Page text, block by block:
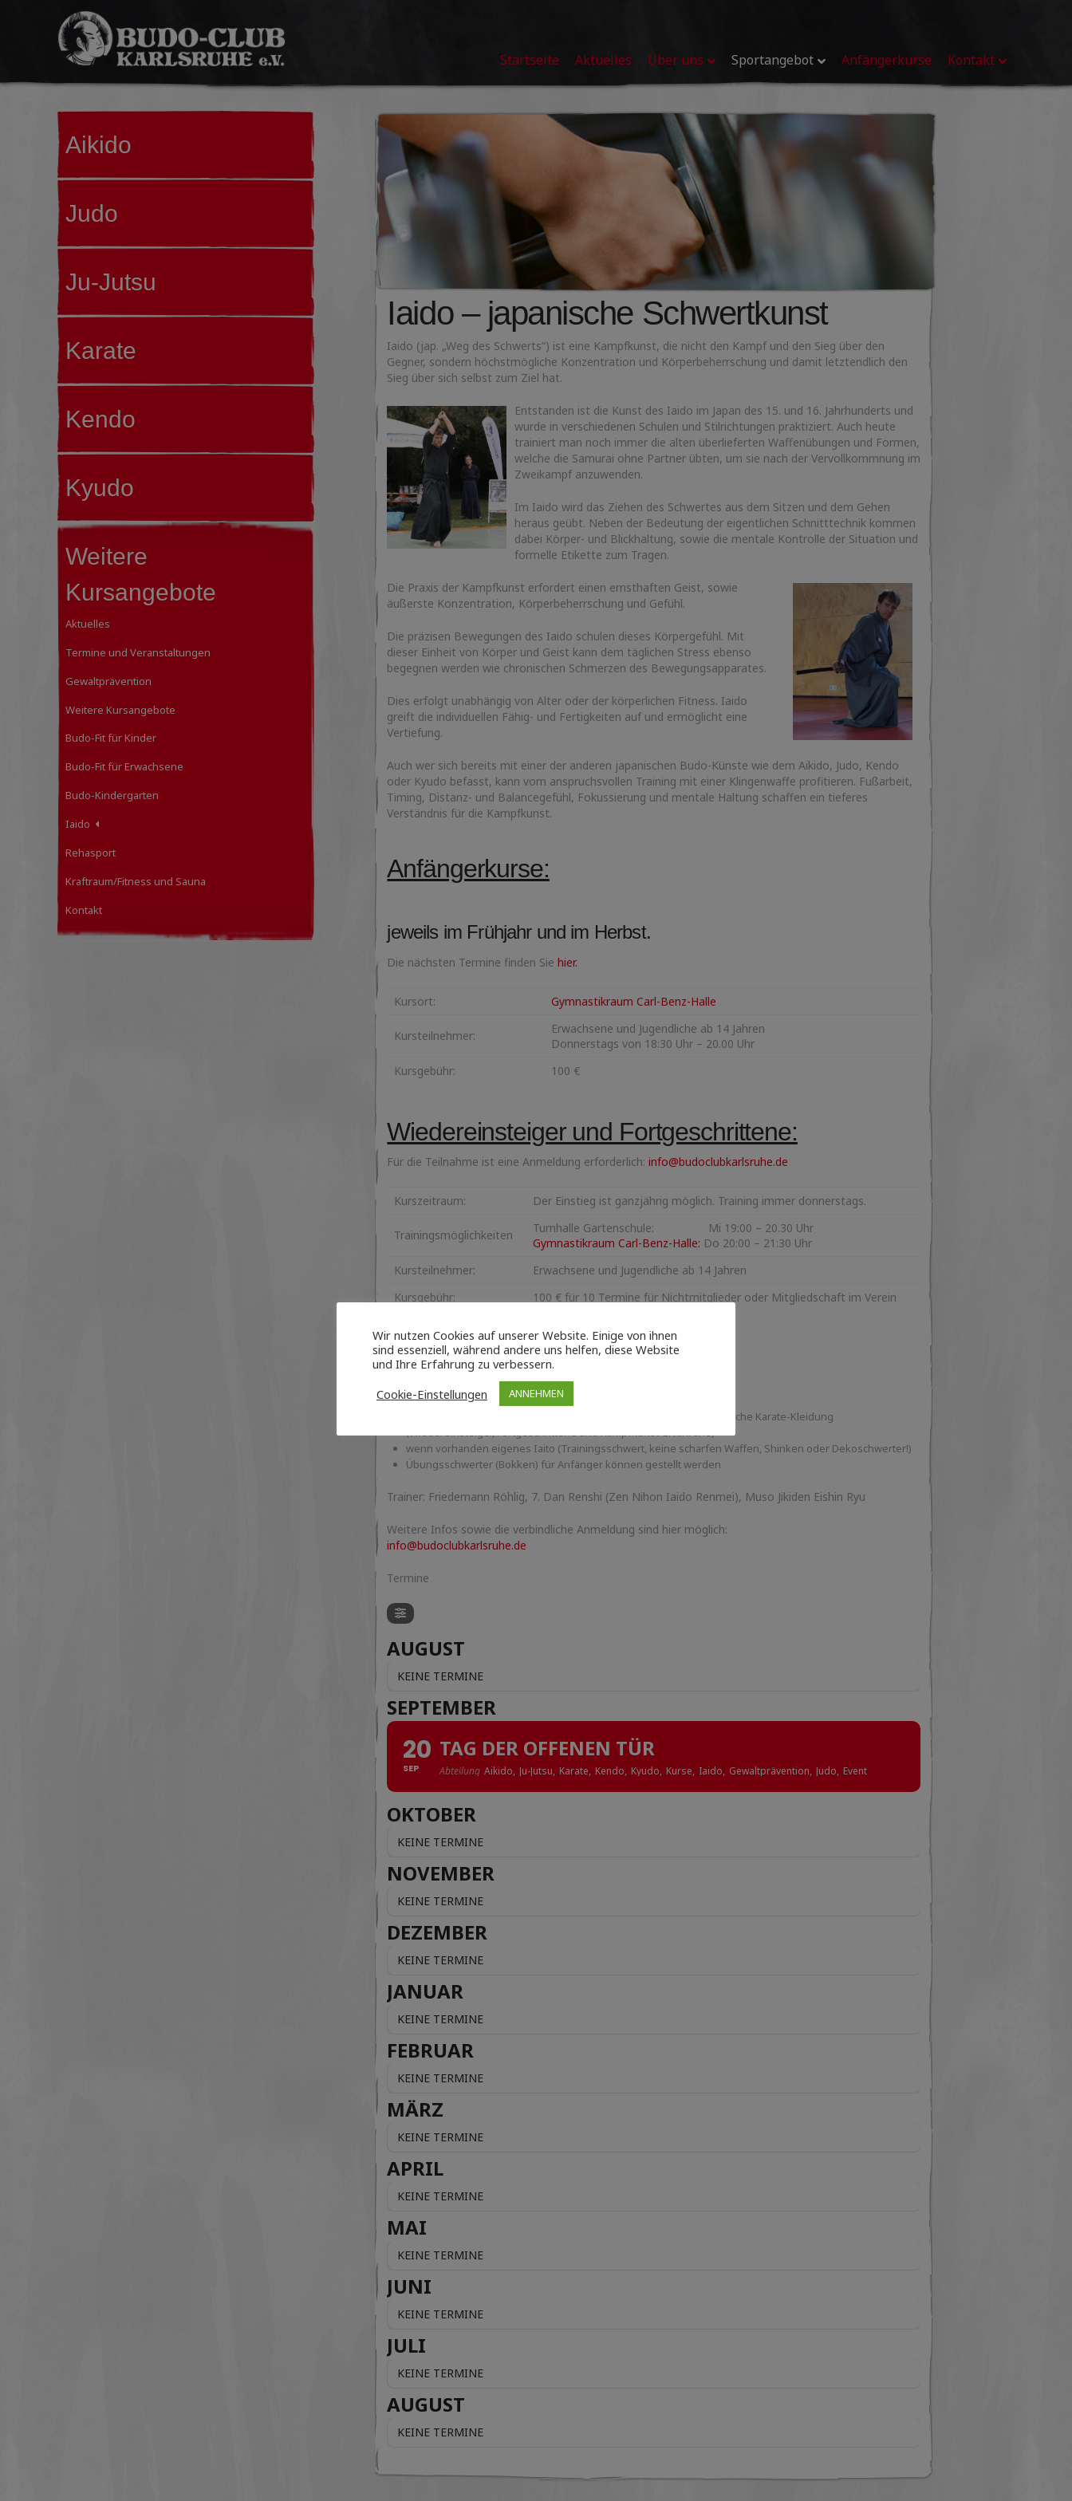
Budo-
Club
Karlsruhe
e.V.
Startseite Aktuelles Über uns Sportangebot Anfängerkurse Kontakt
Iaido – japanische Schwertkunst
Iaido (jap. „Weg des Schwerts“) ist eine Kampfkunst, die nicht den Kampf und den Sieg über den
Gegner, sondern höchstmögliche Konzentration und Körperbeherrschung und damit letztendlich den
Sieg über sich selbst zum Ziel hat.
Entstanden ist die Kunst des Iaido im Japan des 15. und 16. Jahrhunderts und
wurde in verschiedenen Schulen und Stilrichtungen praktiziert. Auch heute
trainiert man noch immer die alten überlieferten Waffenübungen und Formen,
welche die Samurai ohne Partner übten, um sie nach der Vervollkommnung im
Zweikampf anzuwenden.
Im Iaido wird das Ziehen des Schwertes aus dem Sitzen und dem Gehen
heraus geübt. Neben der Bedeutung der eigentlichen Schnitttechnik kommen
dabei Körper- und Blickhaltung, sowie die mentale Kontrolle der Situation und
formelle Etikette zum Tragen.
Die Praxis der Kampfkunst erfordert einen ernsthaften Geist, sowie
äußerste Konzentration, Körperbeherrschung und Gefühl.
Die präzisen Bewegungen des Iaido schulen dieses Körpergefühl. Mit
dieser Einheit von Körper und Geist kann dem täglichen Stress ebenso
begegnen werden wie chronischen Schmerzen des Bewegungsapparates.
Dies erfolgt unabhängig von Alter oder der körperlichen Fitness. Iaido
greift die individuellen Fähig- und Fertigkeiten auf und ermöglicht eine
Vertiefung.
Auch wer sich bereits mit einer der anderen japanischen Budo-Künste wie dem Aikido, Judo, Kendo
oder Kyudo befasst, kann vom anspruchsvollen Training mit einer Klingenwaffe profitieren. Fußarbeit,
Timing, Distanz- und Balancegefühl, Fokussierung und mentale Haltung schaffen ein tieferes
Verständnis für die Kampfkunst.
Anfängerkurse:
jeweils im Frühjahr und im Herbst.
Die nächsten Termine finden Siehier.
Kursort: Gymnastikraum Carl-Benz-Halle
Kursteilnehmer:
Erwachsene und Jugendliche ab 14 Jahren
Donnerstags von 18:30 Uhr – 20.00 Uhr
Kursgebühr:
100 €
Wiedereinsteiger und Fortgeschrittene:
Für die Teilnahme ist eine Anmeldung erforderlich:info@budoclubkarlsruhe.de
Kurszeitraum: Der Einstieg ist ganzjährig möglich. Training immer donnerstags.
Trainingsmöglichkeiten
Turnhalle Gartenschule: Mi 19:00 – 20.30 Uhr
Gymnastikraum Carl-Benz-Halle: Do 20:00 – 21:30 Uhr
Kursteilnehmer:
Erwachsene und Jugendliche ab 14 Jahren
Kursgebühr:
100 € für 10 Termine für Nichtmitglieder oder Mitgliedschaft im Verein
benötigtes Equipment:
Knieschoner
T-Shirt, lange Trainingshose (Anfänger), Hakama und Gi oder klassische Karate-Kleidung
(Wiedereinsteiger, Fortgeschrittene und Kampfkunst-Erfahrene)
wenn vorhanden eigenes Iaito (Trainingsschwert, keine scharfen Waffen, Shinken oder Dekoschwerter!)
Übungsschwerter (Bokken) für Anfänger können gestellt werden
Trainer: Friedemann Röhlig, 7. Dan Renshi (Zen Nihon Iaido Renmei), Muso Jikiden Eishin Ryu
Weitere Infos sowie die verbindliche Anmeldung sind hier möglich:
info@budoclubkarlsruhe.de
Termine
AUGUST
KEINE TERMINE
SEPTEMBER
20
SEP
TAG DER OFFENEN TÜR
Abteilung Aikido, Ju-Jutsu, Karate, Kendo, Kyudo, Kurse, Iaido, Gewaltprävention, Judo, Event
OKTOBER
KEINE TERMINE
NOVEMBER
KEINE TERMINE
DEZEMBER
KEINE TERMINE
JANUAR
KEINE TERMINE
FEBRUAR
KEINE TERMINE
MÄRZ
KEINE TERMINE
APRIL
KEINE TERMINE
MAI
KEINE TERMINE
JUNI
KEINE TERMINE
JULI
KEINE TERMINE
AUGUST
KEINE TERMINE
Aikido
Judo
Ju-Jutsu
Karate
Kendo
Kyudo
Weitere
Kursangebote
Aktuelles
Termine und Veranstaltungen
Gewaltprävention
Weitere Kursangebote
Budo-Fit für Kinder
Budo-Fit für Erwachsene
Budo-Kindergarten
Iaido
Rehasport
Kraftraum/Fitness und Sauna
Kontakt
Wir nutzen Cookies auf unserer Website. Einige von ihnen
sind essenziell, während andere uns helfen, diese Website
und Ihre Erfahrung zu verbessern.
Cookie-Einstellungen
ANNEHMEN